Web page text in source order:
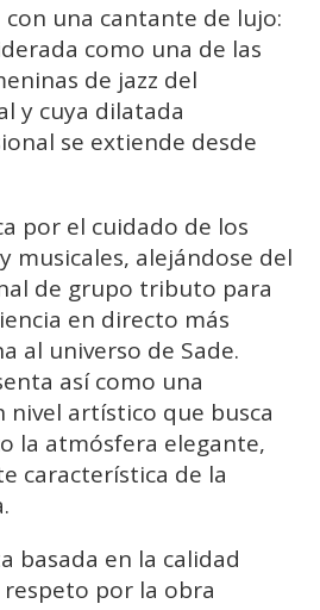
una cantante de lujo:
como una de las
de jazz del
y cuya dilatada
se extiende desde
por el cuidado de los
musicales, alejándose del
de grupo tributo para
en directo más
al universo de Sade.
así como una
artístico que busca
la atmósfera elegante,
característica de la
basada en la calidad
por la obra